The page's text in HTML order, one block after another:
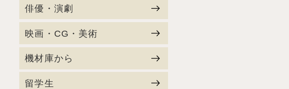
俳優・演劇
映画・CG・美術
機材庫から
留学生